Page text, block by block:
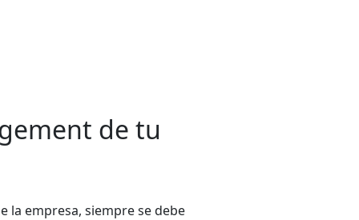
de tu
la empresa, siempre se debe